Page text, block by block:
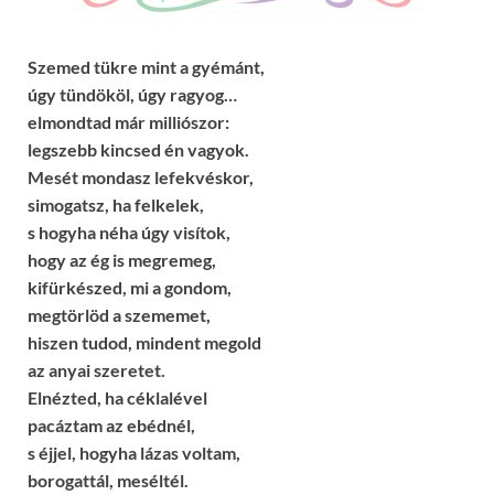
Szemed tükre mint a gyémánt,
úgy tündököl, úgy ragyog…
elmondtad már milliószor:
legszebb kincsed én vagyok.
Mesét mondasz lefekvéskor,
simogatsz, ha felkelek,
s hogyha néha úgy visítok,
hogy az ég is megremeg,
kifürkészed, mi a gondom,
megtörlöd a szememet,
hiszen tudod, mindent megold
az anyai szeretet.
Elnézted, ha céklalével
pacáztam az ebédnél,
s éjjel, hogyha lázas voltam,
borogattál, meséltél.